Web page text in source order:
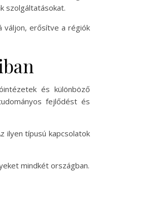
szolgáltatásokat.
váljon, erősítve a régiók
és különböző
fejlődést és
ilyen típusú kapcsolatok
mindkét országban.